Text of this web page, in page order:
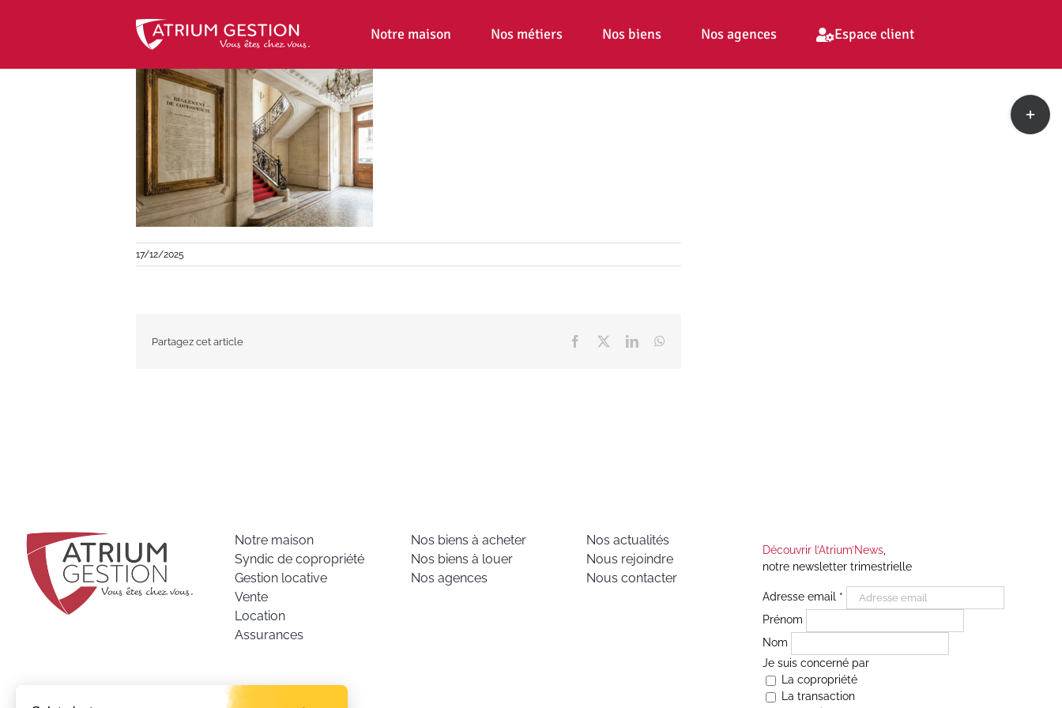
Notre maison Nos métiers Nos biens Nos agences Espace client
17/12/2025
Partagez cet article Facebook LinkedIn
Notre maison
Syndic de copropriété
Gestion locative
Vente
Location
Assurances
Nos biens à acheter
Nos biens à louer
Nos agences
Nos actualités
Nous rejoindre
Nous contacter
Découvrir l’Atrium’News,
notre newsletter trimestrielle
Adresse email *
Prénom
Nom
Je suis concerné par
La copropriété
La transaction
Toggle
Sliding
Bar